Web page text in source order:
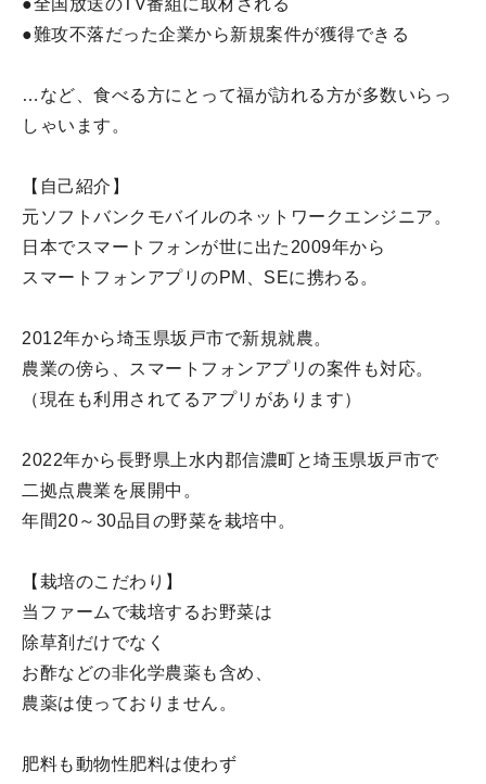
●全国放送のTV番組に取材される
●難攻不落だった企業から新規案件が獲得できる
…など、食べる方にとって福が訪れる方が多数いらっ
しゃいます。
【自己紹介】
元ソフトバンクモバイルのネットワークエンジニア。
日本でスマートフォンが世に出た2009年から
スマートフォンアプリのPM、SEに携わる。
2012年から埼玉県坂戸市で新規就農。
農業の傍ら、スマートフォンアプリの案件も対応。
（現在も利用されてるアプリがあります）
2022年から長野県上水内郡信濃町と埼玉県坂戸市で
二拠点農業を展開中。
年間20～30品目の野菜を栽培中。
【栽培のこだわり】
当ファームで栽培するお野菜は
除草剤だけでなく
お酢などの非化学農薬も含め、
農薬は使っておりません。
肥料も動物性肥料は使わず